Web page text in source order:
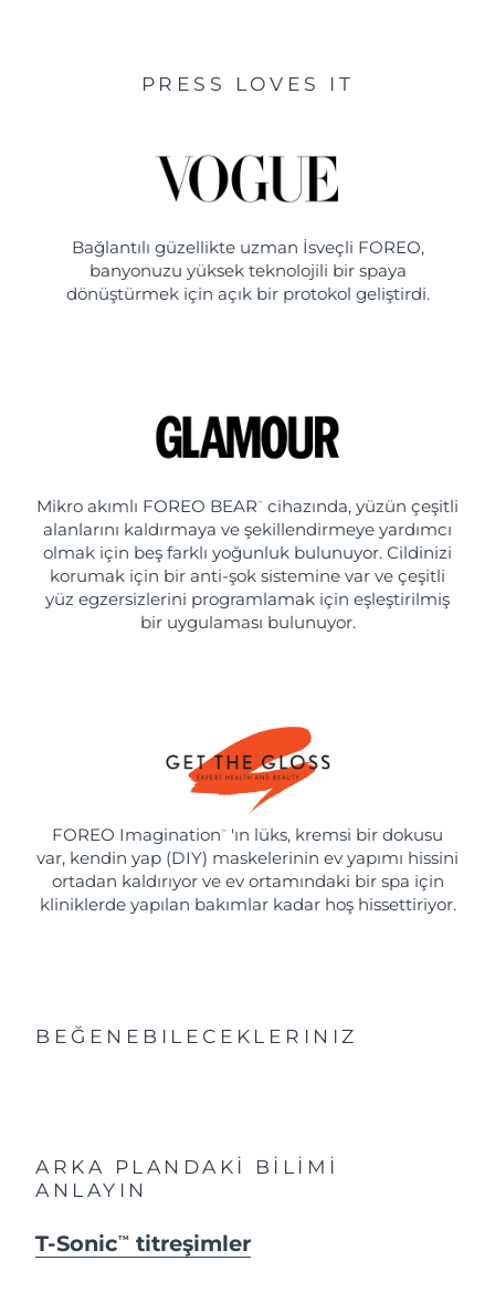
PRESS LOVES IT
Bağlantılı güzellikte uzman İsveçli FOREO,
banyonuzu yüksek teknolojili bir spaya
dönüştürmek için açık bir protokol geliştirdi.
Mikro akımlı FOREO BEAR ™
cihazında, yüzün çeşitli
alanlarını kaldırmaya ve şekillendirmeye yardımcı
olmak için beş farklı yoğunluk bulunuyor. Cildinizi
korumak için bir anti-şok sistemine var ve çeşitli
yüz egzersizlerini programlamak için eşleştirilmiş
bir uygulaması bulunuyor.
FOREO Imagination ™
'ın lüks, kremsi bir dokusu
var, kendin yap (DIY) maskelerinin ev yapımı hissini
ortadan kaldırıyor ve ev ortamındaki bir spa için
kliniklerde yapılan bakımlar kadar hoş hissettiriyor.
BEĞENEBILECEKLERINIZ
ARKA PLANDAKİ BİLİMİ
ANLAYIN
T-SonicTM titreşimler